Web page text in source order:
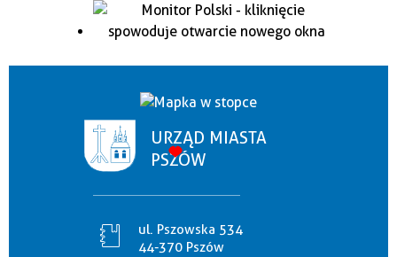
URZĄD MIASTA
PSZÓW
ul. Pszowska 534
44-370 Pszów